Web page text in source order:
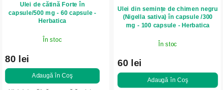
Ulei de cătină Forte în
capsule/500 mg - 60 capsule -
Herbatica
În stoc
80 lei
Adaugă în Coş
Ulei din semințe de chimen negru
(Nigella sativa) în capsule /300
mg - 100 capsule - Herbatica
În stoc
60 lei
Adaugă în Coş